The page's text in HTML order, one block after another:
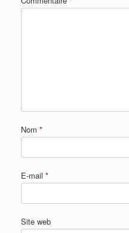
Nom *
E-mail *
Site web